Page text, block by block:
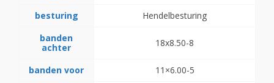
besturing
Hendelbesturing
banden
achter
18x8.50-8
banden voor
11×6.00-5